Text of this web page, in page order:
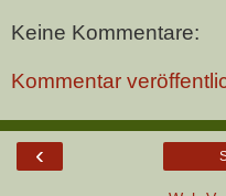
Keine Kommentare:
Kommentar
‹